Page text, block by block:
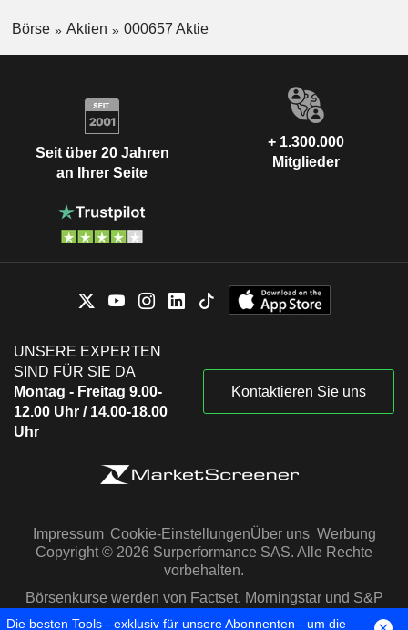
Börse Aktien 000657 Aktie
Seit über 20 Jahren
an Ihrer Seite
+ 1.300.000
Mitglieder
UNSERE EXPERTEN
SIND FÜR SIE DA
Montag - Freitag 9.00-
12.00 Uhr / 14.00-18.00
Uhr
Kontaktieren Sie uns
Impressum Cookie-EinstellungenÜber uns Werbung
Copyright © 2026 Surperformance SAS. Alle Rechte
vorbehalten.
Börsenkurse werden von Factset, Morningstar und S&P
Capital IQ zur Verfügung gestellt
Die besten Tools - exklusiv für unsere Abonnenten - um die